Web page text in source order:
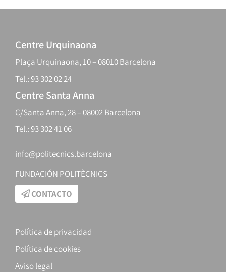
Centre Urquinaona
Plaça Urquinaona, 10 – 08010 Barcelona
Tel.: 93 302 02 24
Centre Santa Anna
C/Santa Anna, 28 – 08002 Barcelona
Tel.: 93 302 41 06
info@politecnics.barcelona
FUNDACIÓN POLITÈCNICS
CONTACTO
Política de privacidad
Política de cookies
Aviso legal